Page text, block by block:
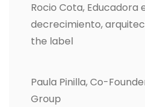
Rocio Cota, Educadora
decrecimiento,
the label
Paula Pinilla, Co-
Group